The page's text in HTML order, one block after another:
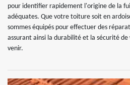
pour identifier rapidement l'origine de la
adéquates. Que votre toiture soit en
sommes équipés pour effectuer des
assurant ainsi la durabilité et la sécurité
venir.